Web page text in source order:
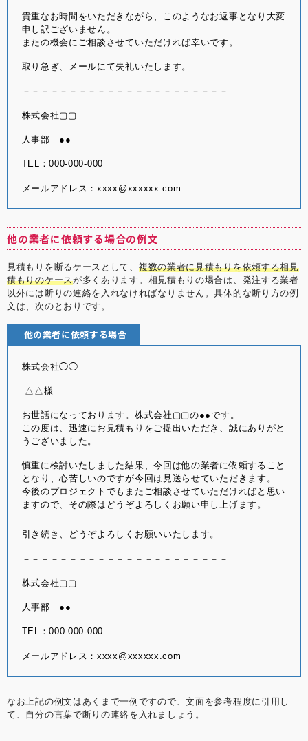
貴重なお時間をいただきながら、このようなお返事となり大変
申し訳ございません。
またの機会にご相談させていただければ幸いです。
取り急ぎ、メールにて失礼いたします。
－－－－－－－－－－－－－－－－－－－－－－
株式会社▢▢
人事部 ●●
TEL：000-000-000
メールアドレス：xxxx@xxxxxx.com
他の業者に依頼する場合の例文
見積もりを断るケースとして、 複数の業者に見積もりを依頼する相見
積もりのケースが多くあります。相見積もりの場合は、発注する業者
以外には断りの連絡を入れなければなりません。具体的な断り方の例
文は、次のとおりです。
他の業者に依頼する場合
株式会社◯◯
△△様
お世話になっております。株式会社▢▢の●●です。
この度は、迅速にお見積もりをご提出いただき、誠にありがと
うございました。
慎重に検討いたしました結果、今回は他の業者に依頼すること
となり、心苦しいのですが今回は見送らせていただきます。
今後のプロジェクトでもまたご相談させていただければと思い
ますので、その際はどうぞよろしくお願い申し上げます。
引き続き、どうぞよろしくお願いいたします。
－－－－－－－－－－－－－－－－－－－－－－
株式会社▢▢
人事部 ●●
TEL：000-000-000
メールアドレス：xxxx@xxxxxx.com
なお上記の例文はあくまで一例ですので、文面を参考程度に引用し
て、自分の言葉で断りの連絡を入れましょう。